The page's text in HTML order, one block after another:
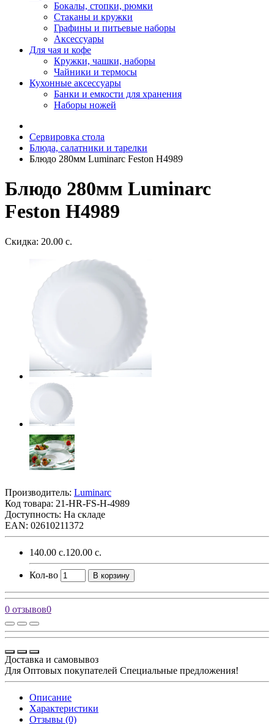
Бокалы, стопки, рюмки
Стаканы и кружки
Графины и питьевые наборы
Аксессуары
Для чая и кофе
Кружки, чашки, наборы
Чайники и термосы
Кухонные аксессуары
Банки и емкости для хранения
Наборы ножей
Сервировка стола
Блюда, салатники и тарелки
Блюдо 280мм Luminarc Feston H4989
Блюдо 280мм Luminarc
Feston H4989
Скидка: 20.00 с.
Производитель: Luminarc
Код товара: 21-HR-FS-H-4989
Доступность: На складе
EAN: 02610211372
140.00 с.120.00 с.
Кол-во В корзину
0 отзывов0
Доставка и самовывоз
Для Оптовых покупателей Специальные предложения!
Описание
Характеристики
Отзывы (0)